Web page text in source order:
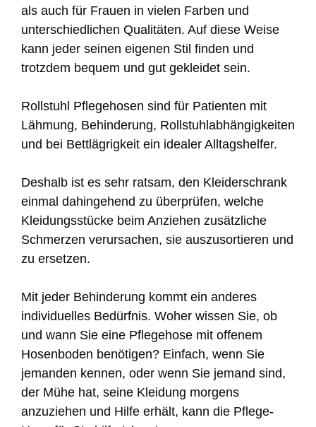
als auch für Frauen in vielen Farben und
unterschiedlichen Qualitäten. Auf diese Weise
kann jeder seinen eigenen Stil finden und
trotzdem bequem und gut gekleidet sein.
Rollstuhl Pflegehosen sind für Patienten mit
Lähmung, Behinderung, Rollstuhlabhängigkeiten
und bei Bettlägrigkeit ein idealer Alltagshelfer.
Deshalb ist es sehr ratsam, den Kleiderschrank
einmal dahingehend zu überprüfen, welche
Kleidungsstücke beim Anziehen zusätzliche
Schmerzen verursachen, sie auszusortieren und
zu ersetzen.
Mit jeder Behinderung kommt ein anderes
individuelles Bedürfnis. Woher wissen Sie, ob
und wann Sie eine Pflegehose mit offenem
Hosenboden benötigen? Einfach, wenn Sie
jemanden kennen, oder wenn Sie jemand sind,
der Mühe hat, seine Kleidung morgens
anzuziehen und Hilfe erhält, kann die Pflege-